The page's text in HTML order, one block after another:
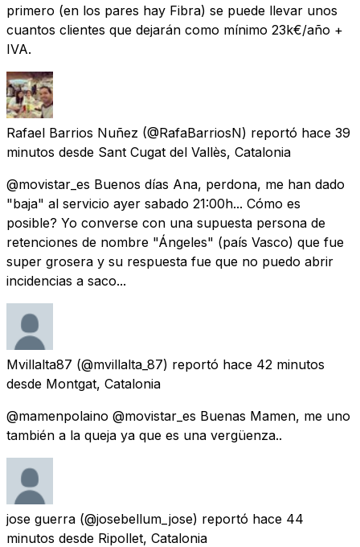
primero (en los pares hay Fibra) se puede llevar unos
cuantos clientes que dejarán como mínimo 23k€/año +
IVA.
Rafael Barrios Nuñez (@RafaBarriosN) reportó hace 39
minutos desde Sant Cugat del Vallès, Catalonia
@movistar_es Buenos días Ana, perdona, me han dado
"baja" al servicio ayer sabado 21:00h... Cómo es
posible? Yo converse con una supuesta persona de
retenciones de nombre "Ángeles" (país Vasco) que fue
super grosera y su respuesta fue que no puedo abrir
incidencias a saco...
Mvillalta87 (@mvillalta_87) reportó hace 42 minutos
desde Montgat, Catalonia
@mamenpolaino @movistar_es Buenas Mamen, me uno
también a la queja ya que es una vergüenza..
jose guerra (@josebellum_jose) reportó hace 44
minutos desde Ripollet, Catalonia